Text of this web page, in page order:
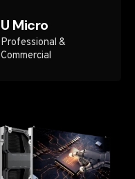
U Micro
Professional &
Commercial